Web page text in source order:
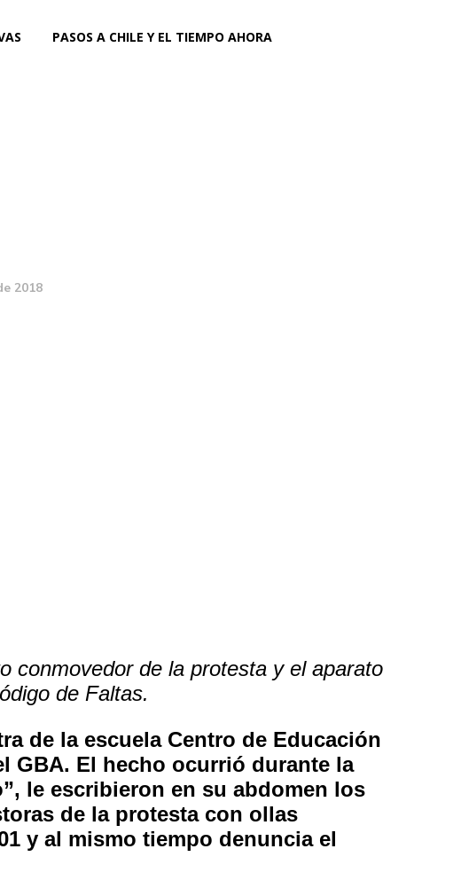
PASOS A CHILE Y EL TIEMPO AHORA
2018
conmovedor de la protesta y el aparato
de Faltas.
de la escuela Centro de Educación
GBA. El hecho ocurrió durante la
le escribieron en su abdomen los
de la protesta con ollas
y al mismo tiempo denuncia el